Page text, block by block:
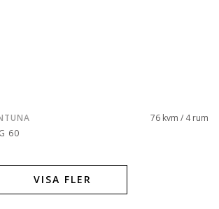
60
76 kvm / 4 rum
VISA FLER